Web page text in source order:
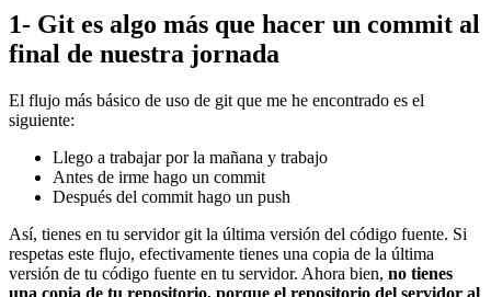
1- Git es algo más que hacer un commit al
final de nuestra jornada
El flujo más básico de uso de git que me he encontrado es el
siguiente:
Llego a trabajar por la mañana y trabajo
Antes de irme hago un commit
Después del commit hago un push
Así, tienes en tu servidor git la última versión del código fuente. Si
respetas este flujo, efectivamente tienes una copia de la última
versión de tu código fuente en tu servidor. Ahora bien, no tienes